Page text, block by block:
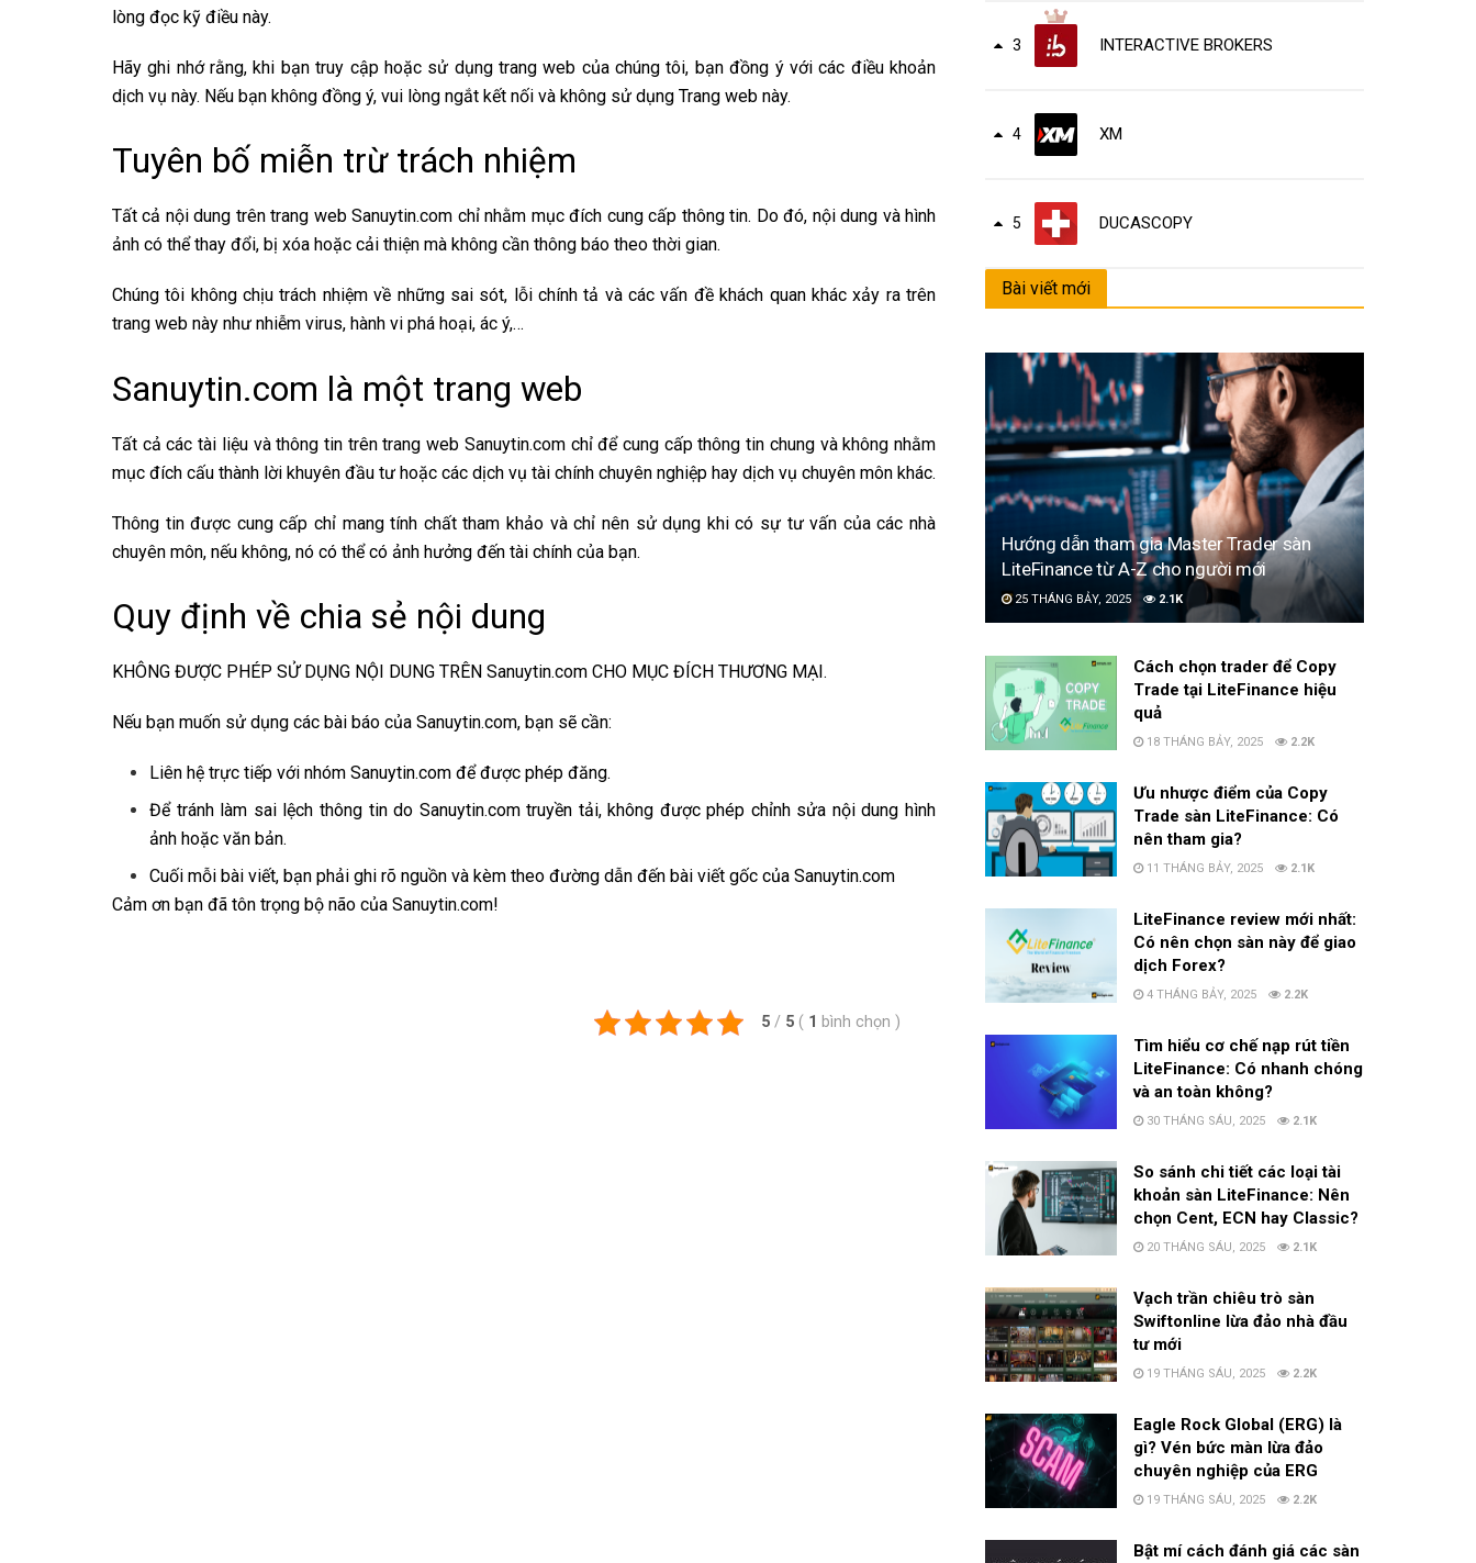
lòng đọc kỹ điều này.
Hãy ghi nhớ rằng, khi bạn truy cập hoặc sử dụng trang web của chúng tôi, bạn đồng ý với các điều khoản
dịch vụ này. Nếu bạn không đồng ý, vui lòng ngắt kết nối và không sử dụng Trang web này.
Tuyên bố miễn trừ trách nhiệm
Tất cả nội dung trên trang web Sanuytin.com chỉ nhằm mục đích cung cấp thông tin. Do đó, nội dung và hình
ảnh có thể thay đổi, bị xóa hoặc cải thiện mà không cần thông báo theo thời gian.
Chúng tôi không chịu trách nhiệm về những sai sót, lỗi chính tả và các vấn đề khách quan khác xảy ra trên
trang web này như nhiễm virus, hành vi phá hoại, ác ý,…
Sanuytin.com là một trang web
Tất cả các tài liệu và thông tin trên trang web Sanuytin.com chỉ để cung cấp thông tin chung và không nhằm
mục đích cấu thành lời khuyên đầu tư hoặc các dịch vụ tài chính chuyên nghiệp hay dịch vụ chuyên môn khác.
Thông tin được cung cấp chỉ mang tính chất tham khảo và chỉ nên sử dụng khi có sự tư vấn của các nhà
chuyên môn, nếu không, nó có thể có ảnh hưởng đến tài chính của bạn.
Quy định về chia sẻ nội dung
KHÔNG ĐƯỢC PHÉP SỬ DỤNG NỘI DUNG TRÊN Sanuytin.com CHO MỤC ĐÍCH THƯƠNG MẠI.
Nếu bạn muốn sử dụng các bài báo của Sanuytin.com, bạn sẽ cần:
Liên hệ trực tiếp với nhóm Sanuytin.com để được phép đăng.
Để tránh làm sai lệch thông tin do Sanuytin.com truyền tải, không được phép chỉnh sửa nội dung hình
ảnh hoặc văn bản.
Cuối mỗi bài viết, bạn phải ghi rõ nguồn và kèm theo đường dẫn đến bài viết gốc của Sanuytin.com
Cảm ơn bạn đã tôn trọng bộ não của Sanuytin.com!
5 / 5 ( 1 bình chọn )
3 INTERACTIVE BROKERS
4 XM
5 DUCASCOPY
Bài viết mới
Hướng dẫn tham gia Master Trader sàn
LiteFinance từ A-Z cho người mới
25 THÁNG BẢY, 2025 2.1K
Cách chọn trader để Copy
Trade tại LiteFinance hiệu
quả
18 THÁNG BẢY, 2025 2.2K
Ưu nhược điểm của Copy
Trade sàn LiteFinance: Có
nên tham gia?
11 THÁNG BẢY, 2025 2.1K
LiteFinance review mới nhất:
Có nên chọn sàn này để giao
dịch Forex?
4 THÁNG BẢY, 2025 2.2K
Tìm hiểu cơ chế nạp rút tiền
LiteFinance: Có nhanh chóng
và an toàn không?
30 THÁNG SÁU, 2025 2.1K
So sánh chi tiết các loại tài
khoản sàn LiteFinance: Nên
chọn Cent, ECN hay Classic?
20 THÁNG SÁU, 2025 2.1K
Vạch trần chiêu trò sàn
Swiftonline lừa đảo nhà đầu
tư mới
19 THÁNG SÁU, 2025 2.2K
Eagle Rock Global (ERG) là
gì? Vén bức màn lừa đảo
chuyên nghiệp của ERG
19 THÁNG SÁU, 2025 2.2K
Bật mí cách đánh giá các sàn